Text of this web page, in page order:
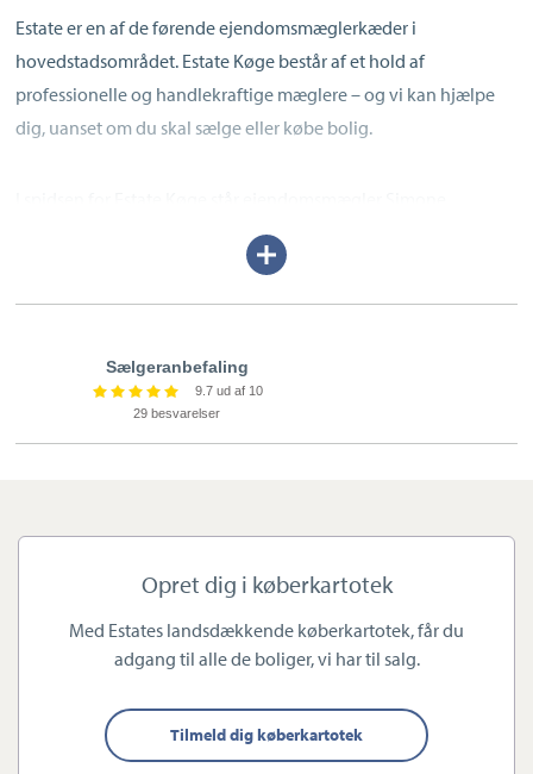
Estate er en af de førende ejendomsmæglerkæder i
hovedstadsområdet. Estate Køge består af et hold af
professionelle og handlekraftige mæglere – og vi kan hjælpe
dig, uanset om du skal sælge eller købe bolig.
Dalsgaard, der er bankuddannet, og Mads Eilertsen, der er jurist.
Begge er uddannede ejendomsmæglere, og med stor viden om
Køge og omegn, sikres de stærkeste forudsætninger for at
mere populær de senere år, og stadig flere flytter til byen. Køge
indkøbsmuligheder i centrum.
Udvid/skjul
Sælgeranbefaling
9.7 ud af 10
29 besvarelser
Opret dig i køberkartotek
Med Estates landsdækkende køberkartotek, får du
adgang til alle de boliger, vi har til salg.
Tilmeld dig køberkartotek